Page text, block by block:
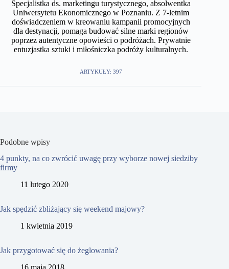
Specjalistka ds. marketingu turystycznego, absolwentka
Uniwersytetu Ekonomicznego w Poznaniu. Z 7-letnim
doświadczeniem w kreowaniu kampanii promocyjnych
dla destynacji, pomaga budować silne marki regionów
poprzez autentyczne opowieści o podróżach. Prywatnie
entuzjastka sztuki i miłośniczka podróży kulturalnych.
ARTYKUŁY: 397
Podobne wpisy
4 punkty, na co zwrócić uwagę przy wyborze nowej siedziby
firmy
11 lutego 2020
Jak spędzić zbliżający się weekend majowy?
1 kwietnia 2019
Jak przygotować się do żeglowania?
16 maja 2018